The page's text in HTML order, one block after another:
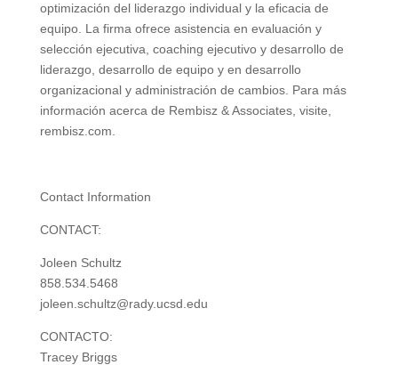
optimización del liderazgo individual y la eficacia de
equipo. La firma ofrece asistencia en evaluación y
selección ejecutiva, coaching ejecutivo y desarrollo de
liderazgo, desarrollo de equipo y en desarrollo
organizacional y administración de cambios. Para más
información acerca de Rembisz & Associates, visite,
rembisz.com.
Contact Information
CONTACT:
Joleen Schultz
858.534.5468
joleen.schultz@rady.ucsd.edu
CONTACTO:
Tracey Briggs